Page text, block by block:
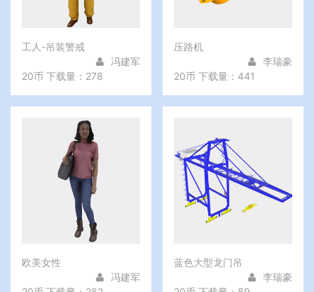
工人-吊装警戒
冯建军
20币 下载量：278
压路机
李瑞豪
20币 下载量：441
欧美女性
冯建军
蓝色大型龙门吊
李瑞豪